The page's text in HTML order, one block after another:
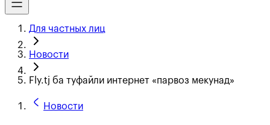
Для частных лиц
Новости
Fly.tj ба туфайли интернет «парвоз мекунад»
Новости